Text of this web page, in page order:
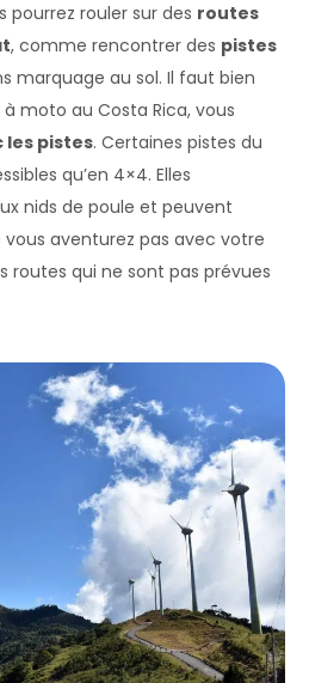
pourrez rouler sur des routes
, comme rencontrer des pistes
marquage au sol. Il faut bien
moto au Costa Rica, vous
les pistes. Certaines pistes du
qu’en 4×4. Elles
nids de poule et peuvent
vous aventurez pas avec votre
routes qui ne sont pas prévues